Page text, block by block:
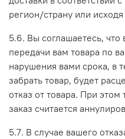
регион/страну или
5.6. Вы соглашаетесь,
передачи вам товара по
нарушения вами срока, в
забрать товар, будет
отказ от товара. При этом
заказ считается
5.7. В случае вашего